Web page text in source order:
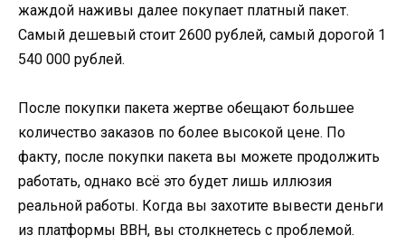
жаждой наживы далее покупает платный пакет.
Самый дешевый стоит 2600 рублей, самый дорогой 1
540 000 рублей.
После покупки пакета жертве обещают большее
количество заказов по более высокой цене. По
факту, после покупки пакета вы можете продолжить
работать, однако всё это будет лишь иллюзия
реальной работы. Когда вы захотите вывести деньги
из платформы BBH, вы столкнетесь с проблемой.